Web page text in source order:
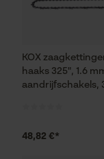
KOX
haaks 325", 1.6
aandrijfschakels,
48,82 €*